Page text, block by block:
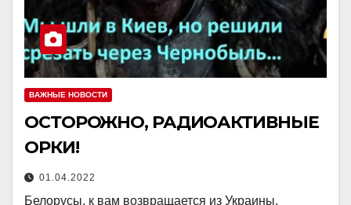
ВАЖНЫЕ НОВОСТИ
ОСТОРОЖНО, РАДИОАКТИВНЫЕ
ОРКИ!
01.04.2022
Белорусы, к вам возвращается из Украины,